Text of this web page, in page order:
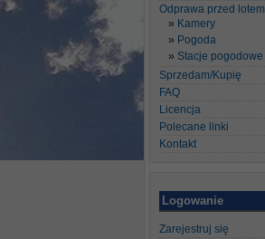
Odprawa przed lotem
Kamery
Pogoda
Stacje pogodowe
Sprzedam/Kupię
FAQ
Licencja
Polecane linki
Kontakt
Logowanie
Zarejestruj się